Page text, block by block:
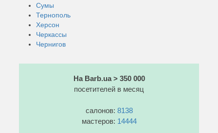
Сумы
Тернополь
Херсон
Черкассы
Чернигов
На Barb.ua > 350 000
посетителей в месяц
салонов: 8138
мастеров: 14444